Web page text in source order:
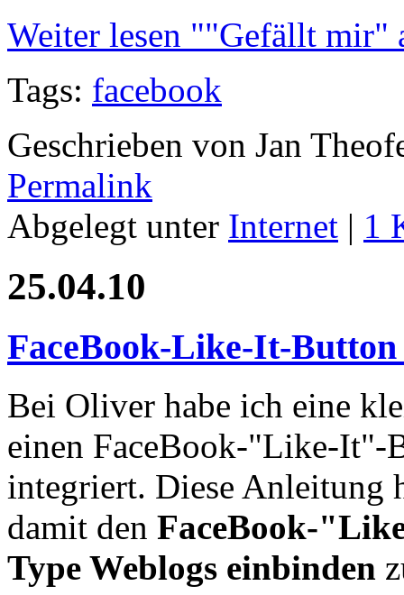
Weiter lesen ""Gefällt mir"
Tags: facebook
Geschrieben von Jan
Permalink
Abgelegt unter Internet | 1
25.04.10
FaceBook-Like-It-
Bei Oliver habe ich eine
einen FaceBook-"Like-It"-
integriert. Diese Anleitung
damit den FaceBook-
Type Weblogs einbinden